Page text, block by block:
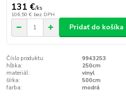
131 €/ks
106,50 € bez DPH
Pridať do košíka
Číslo produktu:
9943253
hĺbka:
250cm
materiál:
vinyl
šírka:
500cm
farba:
modrá